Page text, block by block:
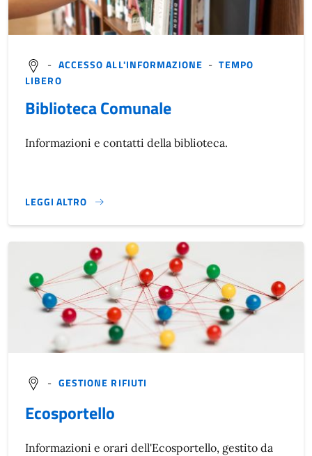
- ACCESSO ALL'INFORMAZIONE -TEMPO
LIBERO
Biblioteca Comunale
Informazioni e contatti della biblioteca.
LEGGI ALTRO
}
- GESTIONE RIFIUTI
Ecosportello
Informazioni e orari dell'Ecosportello, gestito da